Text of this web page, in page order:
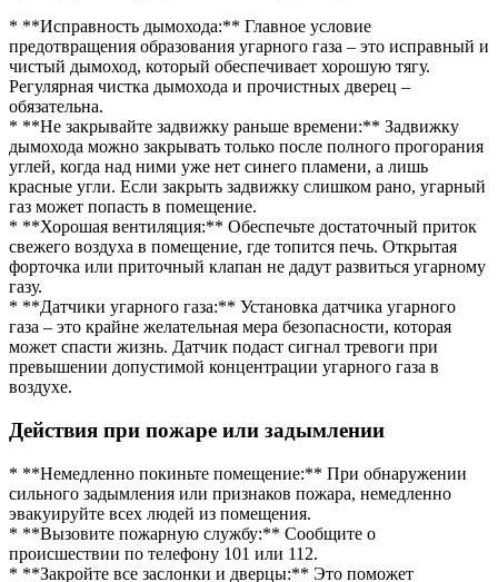
* **Исправность дымохода:** Главное условие
предотвращения образования угарного газа – это исправный и
чистый дымоход, который обеспечивает хорошую тягу.
Регулярная чистка дымохода и прочистных дверец –
обязательна.
* **Не закрывайте задвижку раньше времени:** Задвижку
дымохода можно закрывать только после полного прогорания
углей, когда над ними уже нет синего пламени, а лишь
красные угли. Если закрыть задвижку слишком рано, угарный
газ может попасть в помещение.
* **Хорошая вентиляция:** Обеспечьте достаточный приток
свежего воздуха в помещение, где топится печь. Открытая
форточка или приточный клапан не дадут развиться угарному
газу.
* **Датчики угарного газа:** Установка датчика угарного
газа – это крайне желательная мера безопасности, которая
может спасти жизнь. Датчик подаст сигнал тревоги при
превышении допустимой концентрации угарного газа в
воздухе.
Действия при пожаре или задымлении
* **Немедленно покиньте помещение:** При обнаружении
сильного задымления или признаков пожара, немедленно
эвакуируйте всех людей из помещения.
* **Вызовите пожарную службу:** Сообщите о
происшествии по телефону 101 или 112.
* **Закройте все заслонки и дверцы:** Это поможет